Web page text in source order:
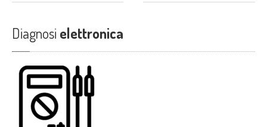
Diagnosi elettronica